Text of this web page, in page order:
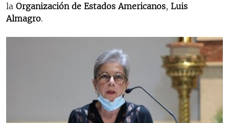
la Organización de Estados Americanos, Luis
Almagro.